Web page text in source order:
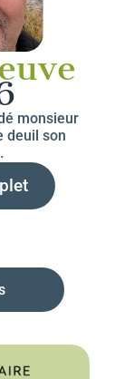
monsieur
deuil son